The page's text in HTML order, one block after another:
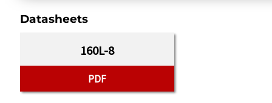
Datasheets
160L-8
PDF